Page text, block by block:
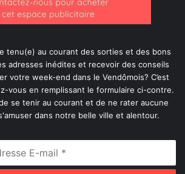
tenu(e) au courant des sorties et des bons
adresses inédites et recevoir des conseils
votre week-end dans le Vendômois? C’est
vous en remplissant le formulaire ci-contre.
se tenir au courant et de ne rater aucune
dans notre belle ville et alentour.